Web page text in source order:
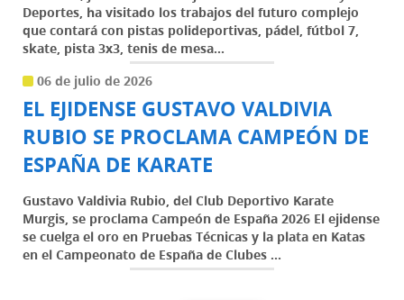
Deportes, ha visitado los trabajos del futuro complejo
que contará con pistas polideportivas, pádel, fútbol 7,
skate, pista 3x3, tenis de mesa...
06 de julio de 2026
EL EJIDENSE GUSTAVO VALDIVIA
RUBIO SE PROCLAMA CAMPEÓN DE
ESPAÑA DE KARATE
Gustavo Valdivia Rubio, del Club Deportivo Karate
Murgis, se proclama Campeón de España 2026 El ejidense
se cuelga el oro en Pruebas Técnicas y la plata en Katas
en el Campeonato de España de Clubes ...